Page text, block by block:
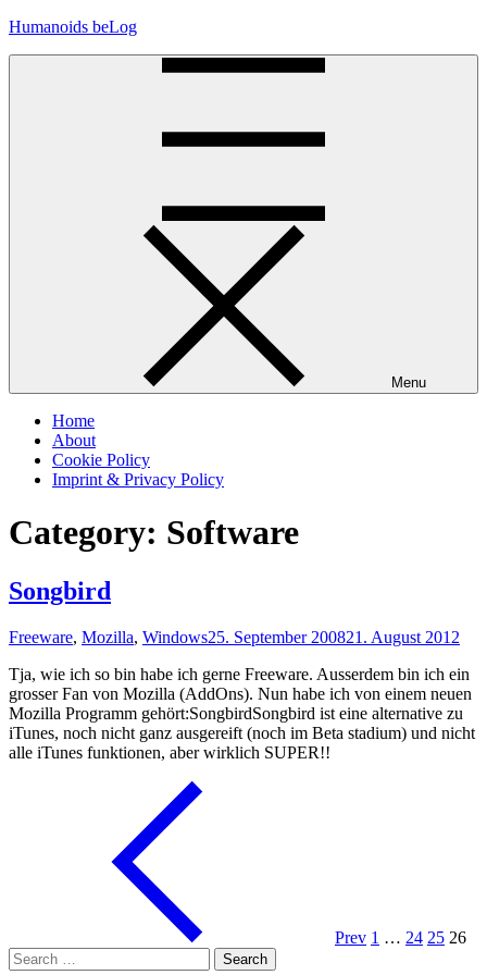
Skip
Humanoids beLog
Menu
Home
About
Cookie Policy
Imprint & Privacy Policy
Category: Software
Songbird
Freeware, Mozilla, Windows25. September 200821. August 2012
Tja, wie ich so bin habe ich gerne Freeware. Ausserdem bin ich ein
grosser Fan von Mozilla (AddOns). Nun habe ich von einem neuen
Mozilla Programm gehört:SongbirdSongbird ist eine alternative zu
iTunes, noch nicht ganz ausgereift (noch im Beta stadium) und nicht
alle iTunes funktionen, aber wirklich SUPER!!
Prev 1 … 24 25 26
Search